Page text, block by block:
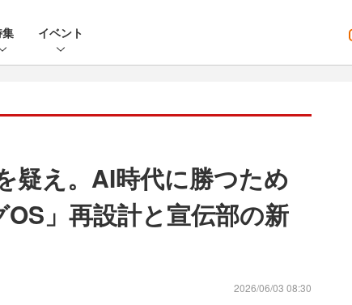
イベント
疑え。AI時代に勝つため
」再設計と宣伝部の新
2026/06/03 08:30